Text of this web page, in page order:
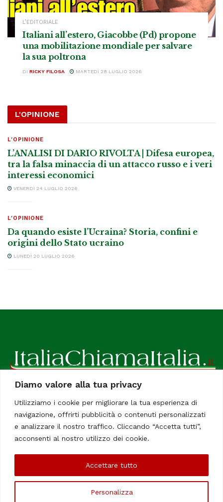
Diamo valore alla tua privacy
Utilizziamo i cookie per migliorare la tua esperienza di
navigazione, offrirti pubblicità o contenuti personalizzati
e analizzare il nostro traffico. Cliccando “Accetta tutti”,
acconsenti al nostro utilizzo dei cookie.
Personalizza
Accettare tutto
L’EDITORIALE
Italiani all’estero, Giacobbe (Pd) propone
una mobilitazione mondiale per salvare
la sua poltrona
DI RICKY FILOSA MARTEDÌ 28 LUGLIO 2026
L'OPINIONE
L'OPINIONE
L’ANALISI DI DARIO RIVOLTA | Difesa europea,
tra la falsa minaccia di un attacco russo e i veri
interessi economici
VENERDÌ 24 LUGLIO 2026
L'OPINIONE
Da quando esiste l’Ucraina? Storia, confini e
origini dello Stato ucraino
LUNEDÌ 20 LUGLIO 2026
ItaliaChiamaItalia, il TUO quotidiano online preferito.
Dedicato in particolare a tutti gli italiani residenti all'estero.
Tutti i diritti sono riservati. Quotidiano online indipendente
Le Firme
©Copyright 2006/2020 - ItaliaChiamaItalia